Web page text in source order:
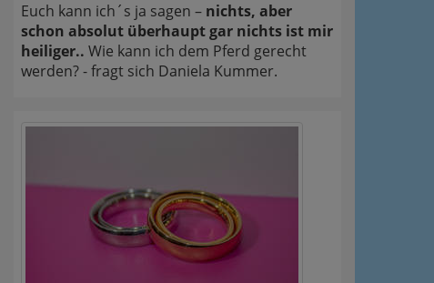
Euch kann ich´s ja sagen – nichts, aber
schon absolut überhaupt gar nichts ist mir
heiliger.. Wie kann ich dem Pferd gerecht
werden? - fragt sich Daniela Kummer.